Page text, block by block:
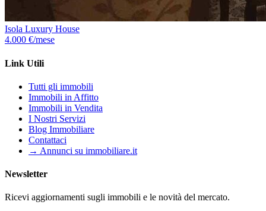
Isola Luxury House
4.000 €/mese
Link Utili
Tutti gli immobili
Immobili in Affitto
Immobili in Vendita
I Nostri Servizi
Blog Immobiliare
Contattaci
→ Annunci su immobiliare.it
Newsletter
Ricevi aggiornamenti sugli immobili e le novità del mercato.